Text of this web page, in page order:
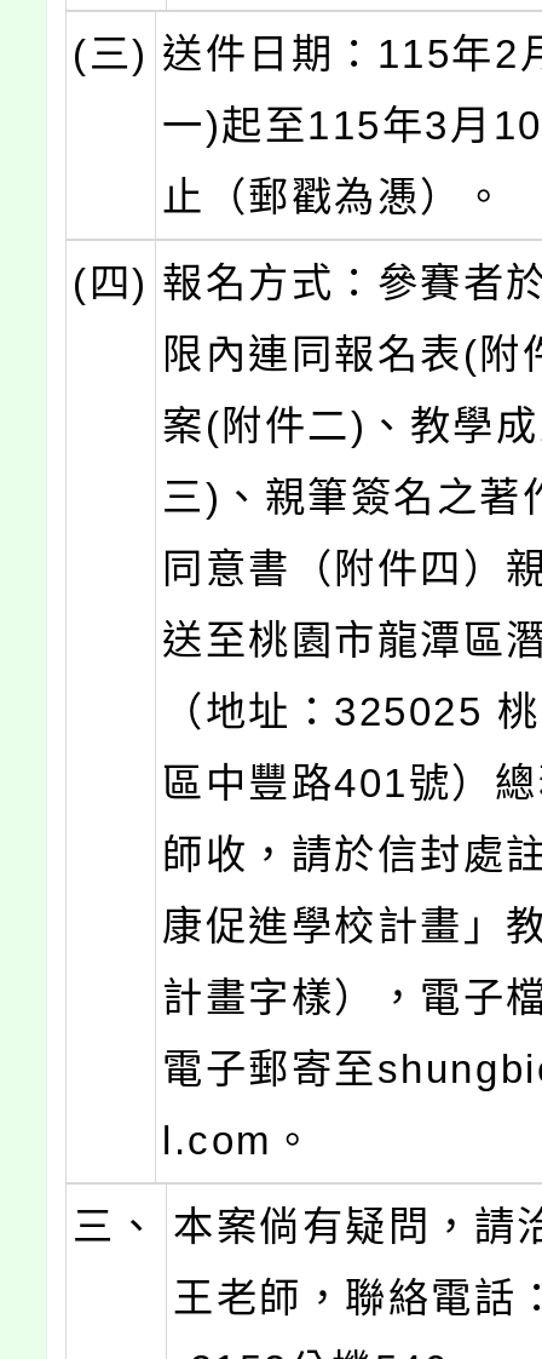
(三) 送件日期：115年2
一)起至115年3月
止（郵戳為慿）。
(四) 報名方式：參賽者
限內連同報名表(附
案(附件二)、教學
三)、親筆簽名之著
同意書（附件四）
送至桃園市龍潭區
（地址：325025
區中豐路401號）
師收，請於信封處
康促進學校計畫」
計畫字樣），電子
電子郵寄至
l.com。
三、
本案倘有疑問，請
王老師，聯絡電話